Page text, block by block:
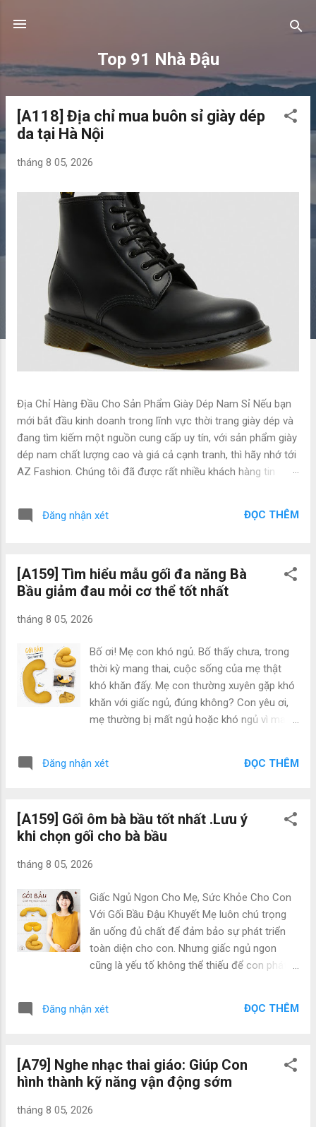
Top 91 Nhà Đậu
[A118] Địa chỉ mua buôn sỉ giày dép
da tại Hà Nội
tháng 8 05, 2026
Địa Chỉ Hàng Đầu Cho Sản Phẩm Giày Dép Nam Sỉ Nếu bạn
mới bắt đầu kinh doanh trong lĩnh vực thời trang giày dép và
đang tìm kiếm một nguồn cung cấp uy tín, với sản phẩm giày
dép nam chất lượng cao và giá cả cạnh tranh, thì hãy nhớ tới
AZ Fashion. Chúng tôi đã được rất nhiều khách hàng tin
của bạn, nơi bạn có thể tìm thấy những sản phẩm giày dép
nam sỉ với chất lượng tốt nhất và giá gốc. Đa dạng mẫu mã,
phúc. Nhưng cùng với sự phát triển, con người ta giờ càng
hướng đến những tiêu chuẩn cao hơn, cụ thể là "ăn ngon,
chỉ cần phải có chất lượng tốt, đi êm, ấm chân mà phải đẹp
bàn, mà mẫu mã cũng miễn chê. Chúng tôi luôn ưu tiên
tuyển chọn hàng kỹ lưỡng, chất lượng nhất với mẫu mã đa
dạ...
Đăng nhận xét ĐỌC THÊM
[A159] Tìm hiểu mẫu gối đa năng Bà
Bầu giảm đau mỏi cơ thể tốt nhất
tháng 8 05, 2026
Bố ơi! Mẹ con khó ngủ. Bố thấy chưa, trong
thời kỳ mang thai, cuộc sống của mẹ thật
khó khăn đấy. Mẹ con thường xuyên gặp khó
khăn với giấc ngủ, đúng không? Con yêu ơi,
mẹ thường bị mất ngủ hoặc khó ngủ vì mang
hơn về việc mỗi đêm mẹ nằm không thoải
Não bộ cũng thiếu oxy, khiến mẹ cảm thấy
rất không thoải mái. Nhưng bố biết không?
đề khó ngủ này. Đó chính là sử dụng gối dành
cho bà bầu, một người bạn đồng hành đáng
tin cậy trong việc chăm sóc giấc ngủ của mẹ
con. Giá gối dành cho mẹ bầu là bao nhiêu?
Trên thị trường hiện nay, có nhiều loại gối
dành cho bà bầu với mức giá khác nhau.
Thông thường, mức giá dao động từ 350.000
tương ứng với chất lượng của sản phẩm. Tuy
Đăng nhận xét ĐỌC THÊM
[A159] Gối ôm bà bầu tốt nhất .Lưu ý
khi chọn gối cho bà bầu
tháng 8 05, 2026
Giấc Ngủ Ngon Cho Mẹ, Sức Khỏe Cho Con
Với Gối Bầu Đậu Khuyết Mẹ luôn chú trọng
ăn uống đủ chất để đảm bảo sự phát triển
toàn diện cho con. Nhưng giấc ngủ ngon
cũng là yếu tố không thể thiếu để con phát
ngủ tốt. Tuy nhiên, các biến đổi trong cơ thể
ảnh hưởng đến giấc ngủ của mẹ. Bụng bầu
khiến cho việc tìm tư thế thoải mái khi ngủ
ngủ của mẹ. Vậy làm thế nào để mẹ bầu có
Đăng nhận xét ĐỌC THÊM
[A79] Nghe nhạc thai giáo: Giúp Con
hình thành kỹ năng vận động sớm
tháng 8 05, 2026